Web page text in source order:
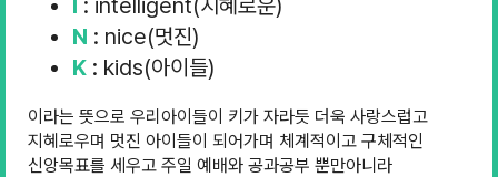
N : nice(멋진)
K : kids(아이들)
이라는 뜻으로 우리아이들이 키가 자라듯 더욱 사랑스럽고
지혜로우며 멋진 아이들이 되어가며 체계적이고 구체적인
신앙목표를 세우고 주일 예배와 공과공부 뿐만아니라